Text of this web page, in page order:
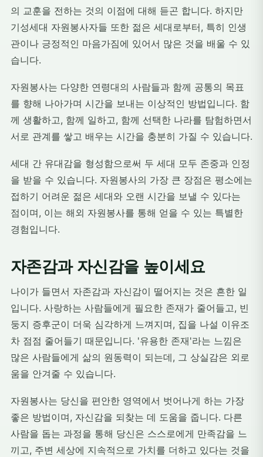
의 교훈을 전하는 것의 이점에 대해 듣곤 합니다. 하지만
기성세대 자원봉사자들 또한 젊은 세대로부터, 특히 인생
관이나 긍정적인 마음가짐에 있어서 많은 것을 배울 수 있
습니다.
자원봉사는 다양한 연령대의 사람들과 함께 공통의 목표
를 향해 나아가며 시간을 보내는 이상적인 방법입니다. 함
께 생활하고, 함께 일하고, 함께 선택한 나라를 탐험하면서
서로 관계를 쌓고 배우는 시간을 충분히 가질 수 있습니다.
세대 간 유대감을 형성함으로써 두 세대 모두 존중과 인정
을 받을 수 있습니다. 자원봉사의 가장 큰 장점은 평소에는
접하기 어려운 젊은 세대와 오랜 시간을 보낼 수 있다는
점이며, 이는 해외 자원봉사를 통해 얻을 수 있는 특별한
경험입니다.
자존감과 자신감을 높이세요
나이가 들면서 자존감과 자신감이 떨어지는 것은 흔한 일
입니다. 사랑하는 사람들에게 필요한 존재가 줄어들고, 빈
둥지 증후군이 더욱 심각하게 느껴지며, 집을 나설 이유조
차 점점 줄어들기 때문입니다. '유용한 존재'라는 느낌은
많은 사람들에게 삶의 원동력이 되는데, 그 상실감은 외로
움을 안겨줄 수 있습니다.
자원봉사는 당신을 편안한 영역에서 벗어나게 하는 가장
좋은 방법이며, 자신감을 되찾는 데 도움을 줍니다. 다른
사람을 돕는 과정을 통해 당신은 스스로에게 만족감을 느
끼고, 주변 세상에 지속적으로 가치를 더하고 있다는 것을